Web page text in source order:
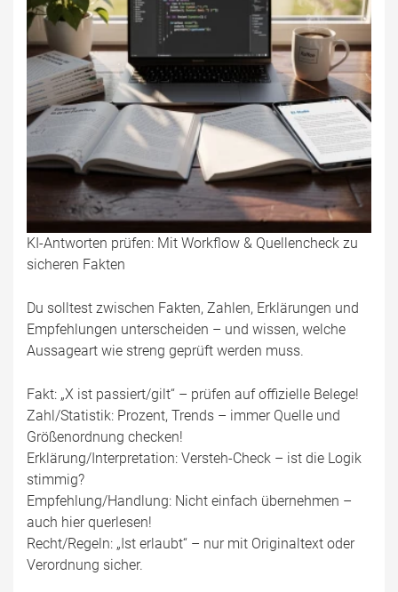
KI-Antworten prüfen: Mit Workflow & Quellencheck zu
sicheren Fakten
Du solltest zwischen Fakten, Zahlen, Erklärungen und
Empfehlungen unterscheiden – und wissen, welche
Aussageart wie streng geprüft werden muss.
Fakt: „X ist passiert/gilt“ – prüfen auf offizielle Belege!
Zahl/Statistik: Prozent, Trends – immer Quelle und
Größenordnung checken!
Erklärung/Interpretation: Versteh-Check – ist die Logik
stimmig?
Empfehlung/Handlung: Nicht einfach übernehmen –
auch hier querlesen!
Recht/Regeln: „Ist erlaubt“ – nur mit Originaltext oder
Verordnung sicher.